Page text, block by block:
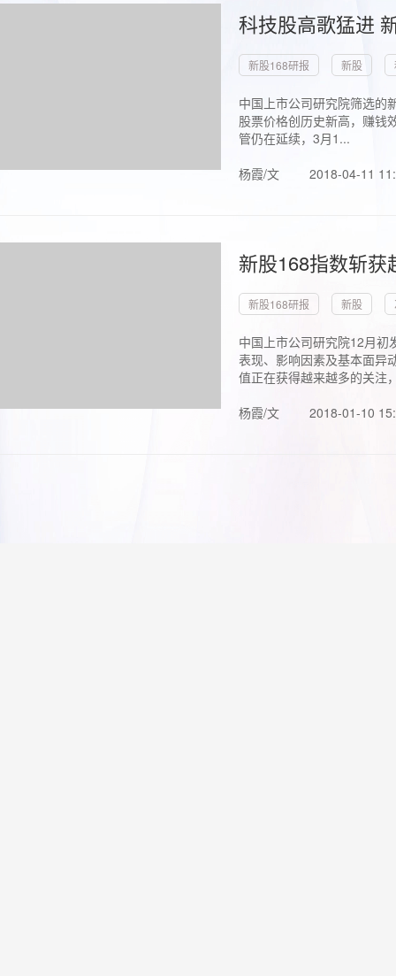
科技股高歌猛进
新股168研报 新股
中国上市公司研究院筛选的
股票价格创历史新高，赚钱
管仍在延续，3月1...
杨霞/文
2018-04-11
新股168指数斩
新股168研报 新股
中国上市公司研究院12月初
表现、影响因素及基本面异
值正在获得越来越多的关注
杨霞/文
2018-01-10